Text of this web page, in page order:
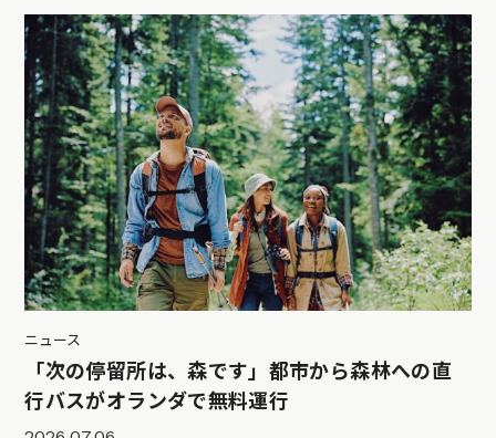
ニュース
「次の停留所は、森です」都市から森林への直
行バスがオランダで無料運行